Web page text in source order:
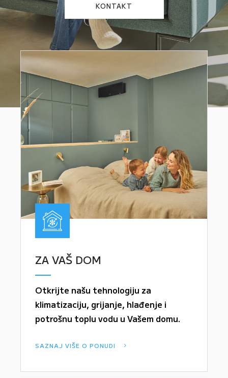
KONTAKT
ZA VAŠ DOM
Otkrijte našu tehnologiju za
klimatizaciju, grijanje, hlađenje i
potrošnu toplu vodu u Vašem domu.
SAZNAJ VIŠE O PONUDI